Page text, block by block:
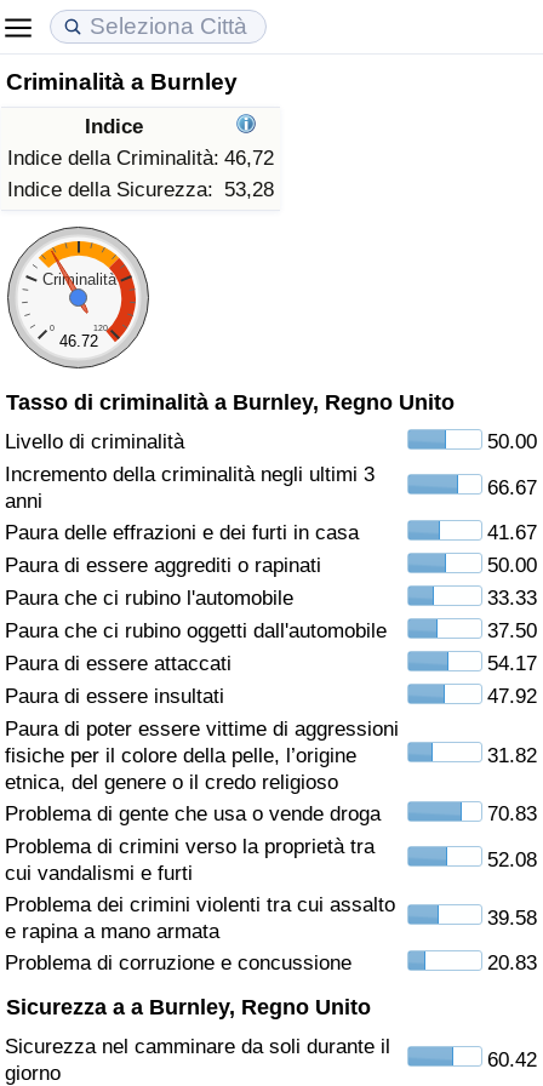
Criminalità a Burnley
Indice
Indice della Criminalità: 46,72
Indice della Sicurezza: 53,28
Criminalità
0 120
46.72
Tasso di criminalità a Burnley, Regno Unito
Livello di criminalità
50.00
Incremento della criminalità negli ultimi 3
anni
66.67
Paura delle effrazioni e dei furti in casa
41.67
Paura di essere aggrediti o rapinati
50.00
Paura che ci rubino l'automobile
33.33
Paura che ci rubino oggetti dall'automobile
37.50
Paura di essere attaccati
54.17
Paura di essere insultati
47.92
Paura di poter essere vittime di aggressioni
fisiche per il colore della pelle, l’origine
etnica, del genere o il credo religioso
31.82
Problema di gente che usa o vende droga
70.83
Problema di crimini verso la proprietà tra
cui vandalismi e furti
52.08
Problema dei crimini violenti tra cui assalto
e rapina a mano armata
39.58
Problema di corruzione e concussione
20.83
Sicurezza a a Burnley, Regno Unito
Sicurezza nel camminare da soli durante il
giorno
60.42
Costo della vita
Indice Del Costo Della Vita (corrente)
Indice Del Costo Della Vita
Indice del Costo della Vita per Nazione
ad Aqaba
Prezzi degli immobili
Indice del Prezzo delle Case (Corrente)
Indice del Prezzo delle Case
Indice del Prezzo delle Case per Nazione
Qualità della Vita
Indice della Qualità della Vita
Indice della Qualità della Vita (Corrente)
Indice della qualità della vita per Paese
Criminalità
Indice del Tasso di Criminalità (Corrente)
Indice della Criminalità
Indice di criminalità per paese
Assistenza Sanitaria
Indice dell’Assistenza Sanitaria (Corrente)
Indice dell’Assistenza Sanitaria
Indice dell’Assistenza Sanitaria per
Nazione
Inquinamento
Indice dell’Inquinamento (Corrente)
Indice dell’Inquinamento per Nazione